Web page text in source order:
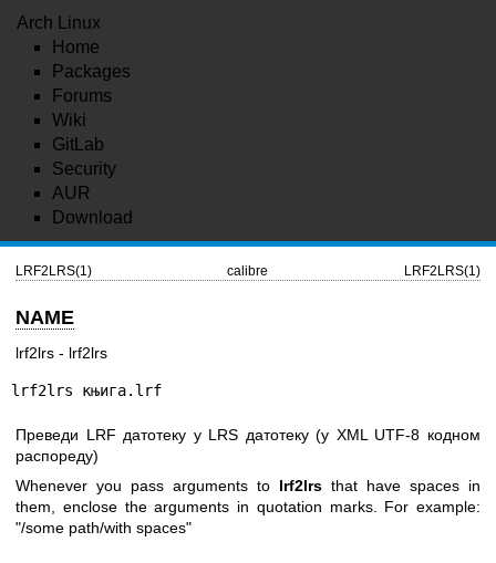
Arch Linux
Home
Packages
Forums
Wiki
GitLab
Security
AUR
Download
LRF2LRS(1) calibre LRF2LRS(1)
NAME
lrf2lrs - lrf2lrs
lrf2lrs књига.lrf
Преведи LRF датотеку у LRS датотеку (у XML UTF-8 кодном
распореду)
Whenever you pass arguments to lrf2lrs that have spaces in
them, enclose the arguments in quotation marks. For example:
"/some path/with spaces"